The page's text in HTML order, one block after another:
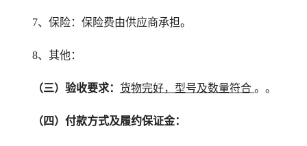
7、保险：保险费由供应商承担。
8、其他：
（三）验收要求： 货物完好，型号及数量符合 。 。
（四）付款方式及履约保证金：